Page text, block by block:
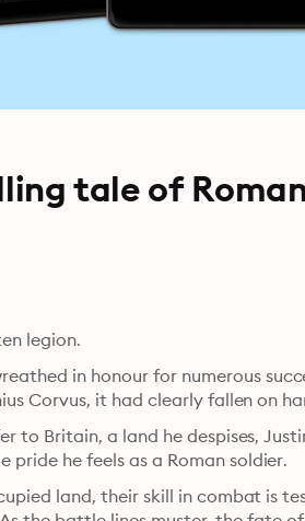
tale of
legion.
in honour for numerous
Corvus, it had clearly fallen on
to Britain, a land he despises,
pride he feels as a Roman soldier.
land, their skill in combat is